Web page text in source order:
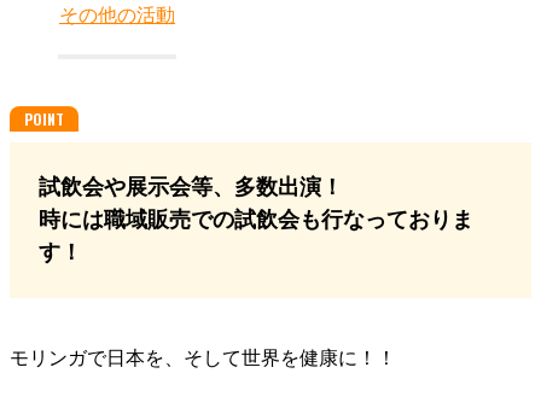
その他の活動
試飲会や展示会等、多数出演！
時には職域販売での試飲会も行なっておりま
す！
モリンガで日本を、そして世界を健康に！！